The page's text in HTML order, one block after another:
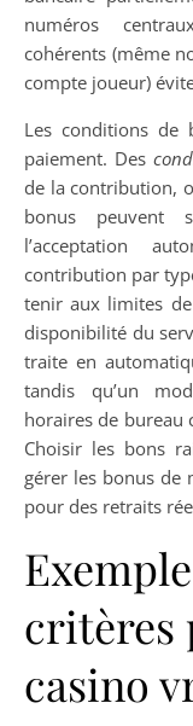
numéros
cohérents (même
compte joueur)
Les conditions de
paiement. Des
de la contribution,
bonus peuvent
l’acceptation
contribution par
tenir aux limites
disponibilité du
traite en
tandis qu’un
horaires de bureau
Choisir les bons
gérer les bonus de
pour des retraits
critères
casino